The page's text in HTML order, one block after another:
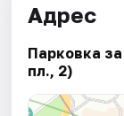
Адрес
Парковка
пл., 2)